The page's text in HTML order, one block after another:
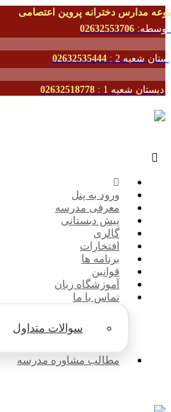
مدارس دخترانه پروین اعتصامی
02632553706
شعبه 2 : 02632535444
دبستان شعبه 1 : 02632518778
ورود به پنل
معرفی مدرسه
پیش دبستانی
گالری
افتخارات
برنامه ها
قوانین
آموزشگاه زبان
تماس با ما
سوالات متداول
مطالب مشاوره مدرسه